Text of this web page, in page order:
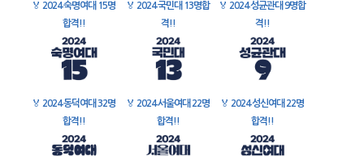
🏅 2024 숙명여대 15명
합격!!
🏅 2024 국민대 13명합
격!!
🏅 2024 성균관대 9명합
격!!
🏅 2024 동덕여대 32명
합격!!
🏅 2024 서울여대 22명
합격!!
🏅 2024 성신여대 22명
합격!!